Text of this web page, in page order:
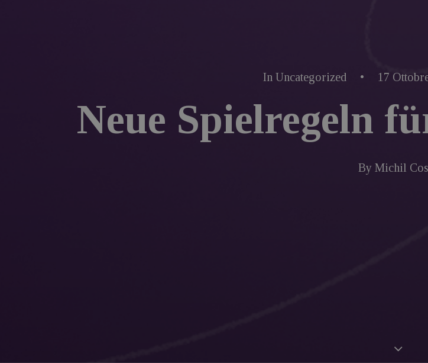
In Uncategorized • 17
Neue Spielregeln
By Michil